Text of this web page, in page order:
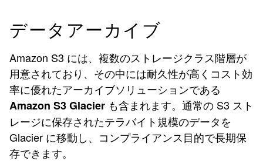
データアーカイブ
Amazon S3 には、複数のストレージクラス階層が
用意されており、その中には耐久性が高くコスト効
率に優れたアーカイブソリューションである
Amazon S3 Glacier も含まれます。通常の S3 スト
レージに保存されたテラバイト規模のデータを
Glacier に移動し、コンプライアンス目的で長期保
存できます。